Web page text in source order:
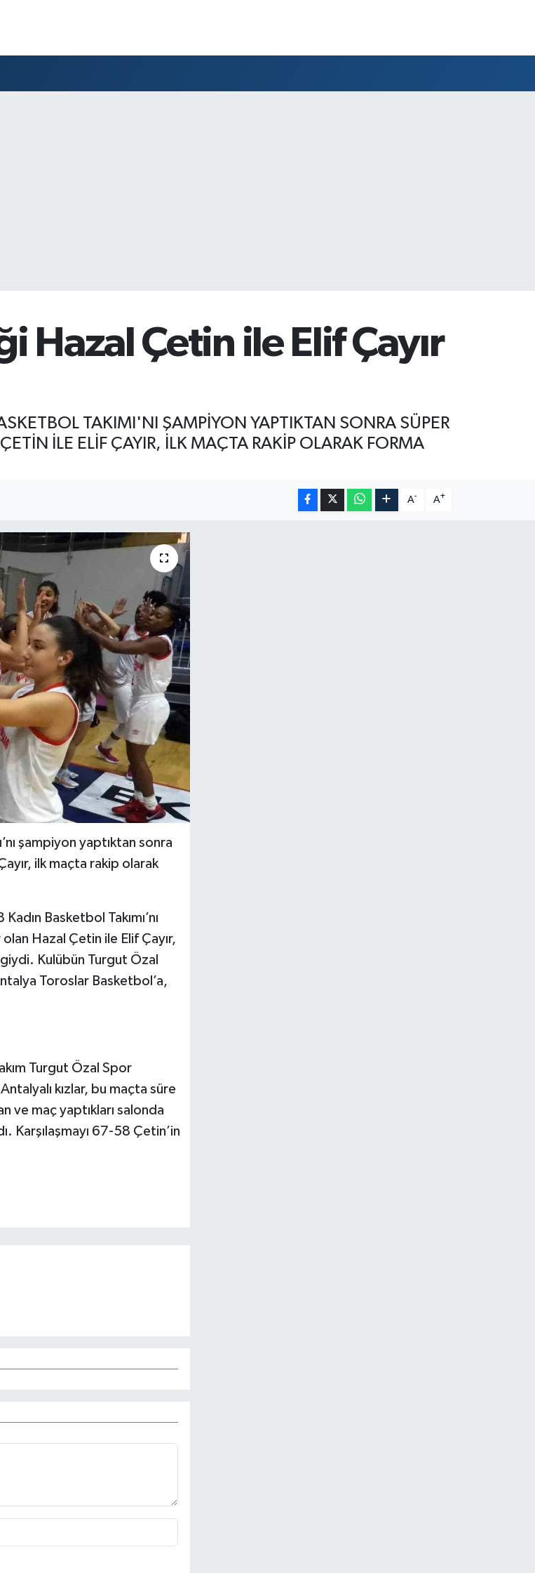
Hazal Çetin ile Elif Çayır
TAKIMI'NI ŞAMPİYON YAPTIKTAN SONRA SÜPER
İLE ELİF ÇAYIR, İLK MAÇTA RAKİP OLARAK FORMA
A- A+
şampiyon yaptıktan sonra
ilk maçta rakip olarak
Basketbol Takımı’nı
Hazal Çetin ile Elif Çayır,
Kulübün Turgut Özal
Toroslar Basketbol’a,
Turgut Özal Spor
kızlar, bu maçta süre
ve maç yaptıkları salonda
Karşılaşmayı 67-58 Çetin’in